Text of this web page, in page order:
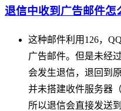
退信中收到广告邮件怎
这种邮件利用126，
广告邮件。但是未经
会发生退信，退回到
并未搭建收件服务器
所以退信会直接发送